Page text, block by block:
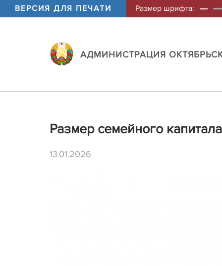
ВЕРСИЯ ДЛЯ ПЕЧАТИ Размер шрифта:
АДМИНИСТРАЦИЯ
Размер семейного
13.01.2026